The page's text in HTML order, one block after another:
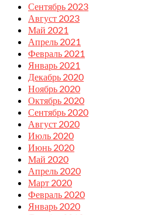
Сентябрь 2023
Август 2023
Май 2021
Апрель 2021
Февраль 2021
Январь 2021
Декабрь 2020
Ноябрь 2020
Октябрь 2020
Сентябрь 2020
Август 2020
Июль 2020
Июнь 2020
Май 2020
Апрель 2020
Март 2020
Февраль 2020
Январь 2020